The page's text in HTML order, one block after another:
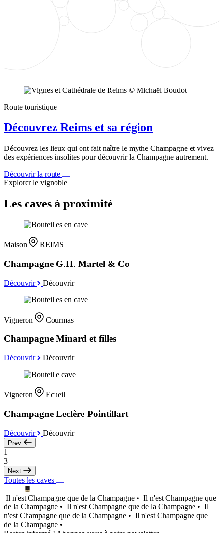
Route touristique
Découvrez Reims et sa région
Découvrez les lieux qui ont fait naître le mythe Champagne et vivez
des expériences insolites pour découvrir la Champagne autrement.
Découvrir la route
Explorer le vignoble
Les caves à proximité
Maison REIMS
Champagne G.H. Martel & Co
Découvrir Découvrir
Vigneron Courmas
Champagne Minard et filles
Découvrir Découvrir
Vigneron Ecueil
Champagne Leclère-Pointillart
Découvrir Découvrir
Prev
1
3
Next
Toutes les caves
Il n'est Champagne que de la Champagne • Il n'est Champagne que
de la Champagne • Il n'est Champagne que de la Champagne • Il
n'est Champagne que de la Champagne • Il n'est Champagne que
de la Champagne •